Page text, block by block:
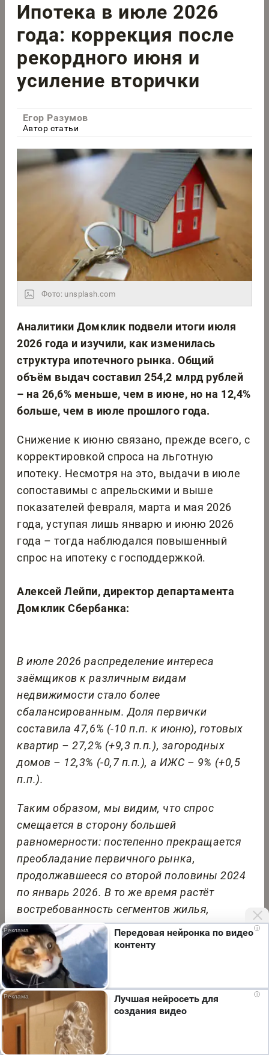
Ипотека в июле 2026
года: коррекция после
рекордного июня и
усиление вторички
Егор Разумов
Автор статьи
Фото: unsplash.com
Аналитики Домклик подвели итоги июля
2026 года и изучили, как изменилась
структура ипотечного рынка. Общий
объём выдач составил 254,2 млрд рублей
– на 26,6% меньше, чем в июне, но на 12,4%
больше, чем в июле прошлого года.
Снижение к июню связано, прежде всего, с
корректировкой спроса на льготную
ипотеку. Несмотря на это, выдачи в июле
сопоставимы с апрельскими и выше
показателей февраля, марта и мая 2026
года, уступая лишь январю и июню 2026
года – тогда наблюдался повышенный
спрос на ипотеку с господдержкой.
Алексей Лейпи, директор департамента
Домклик Сбербанка:
В июле 2026 распределение интереса
заёмщиков к различным видам
недвижимости стало более
сбалансированным. Доля первички
составила 47,6% (-10 п.п. к июню), готовых
квартир – 27,2% (+9,3 п.п.), загородных
домов – 12,3% (-0,7 п.п.), а ИЖС – 9% (+0,5
п.п.).
Таким образом, мы видим, что спрос
смещается в сторону большей
равномерности: постепенно прекращается
преобладание первичного рынка,
продолжавшееся со второй половины 2024
по январь 2026. В то же время растёт
востребованность сегментов жилья,
которые менее зависимы от льготного
финансирования.
Мы используем cookie. Во время посещения сайта
вы соглашаетесь с тем, что мы обрабатываем
ваши персональные данные с использованием
метрик Яндекс Метрика, top.mail.ru, LiveInternet.
Я согласен
i
Передовая нейронка по видео
контенту
i
Лучшая нейросеть для
создания видео